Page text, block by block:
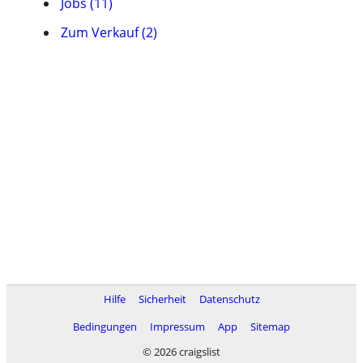
Zum Verkauf (2)
Hilfe Sicherheit
Datenschutz
Bedingungen
Impressum App
Sitemap
© 2026 craigslist